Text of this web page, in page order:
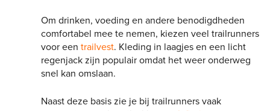
Om drinken, voeding en andere benodigdheden
comfortabel mee te nemen, kiezen veel trailrunners
voor een trailvest. Kleding in laagjes en een licht
regenjack zijn populair omdat het weer onderweg
snel kan omslaan.
Naast deze basis zie je bij trailrunners vaak